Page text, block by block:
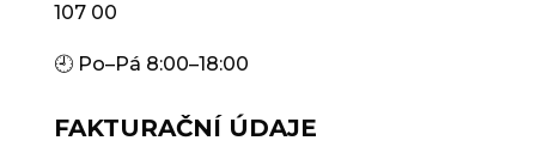
107 00
🕘 Po–Pá 8:00–18:00
FAKTURAČNÍ ÚDAJE